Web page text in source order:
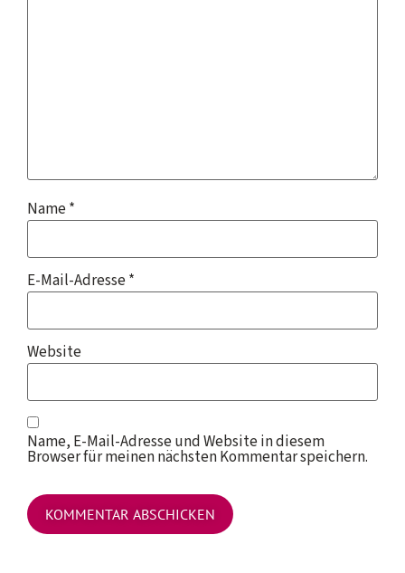
Name*
E-Mail-Adresse*
Website
Name, E-Mail-Adresse und Website in diesem
Browser für meinen nächsten Kommentar speichern.